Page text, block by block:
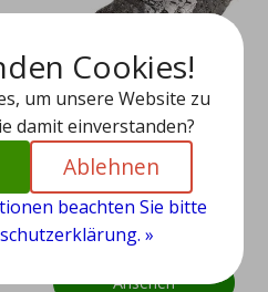
Rauchquarz Malosa
EUR 39,95
Ansehen
Cookies!
um unsere Website zu
damit einverstanden?
Ablehnen
beachten Sie bitte
»